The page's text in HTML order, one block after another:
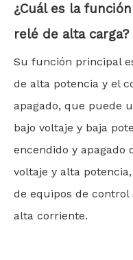
¿Cuál es la
relé de alta carga?
Su función principal
de alta potencia y el
apagado, que puede
bajo voltaje y baja
encendido y apagado
voltaje y alta
de equipos de control
alta corriente.